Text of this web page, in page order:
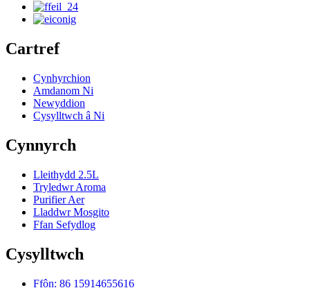
Cartref
Cynhyrchion
Amdanom Ni
Newyddion
Cysylltwch â Ni
Cynnyrch
Lleithydd 2.5L
Tryledwr Aroma
Purifier Aer
Lladdwr Mosgito
Ffan Sefydlog
Cysylltwch
Ffôn: 86 15914655616